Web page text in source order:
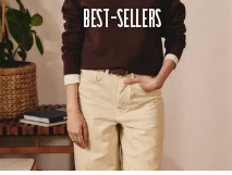
Best-Sellers